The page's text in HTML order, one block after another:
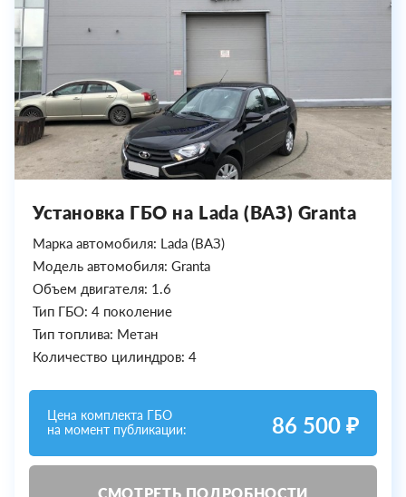
Установка ГБО на Lada (ВАЗ) Granta
Марка автомобиля: Lada (ВАЗ)
Модель автомобиля: Granta
Объем двигателя: 1.6
Тип ГБО: 4 поколение
Тип топлива: Метан
Количество цилиндров: 4
Цена комплекта ГБО
на момент публикации:
86 500 ₽
СМОТРЕТЬ ПОДРОБНОСТИ